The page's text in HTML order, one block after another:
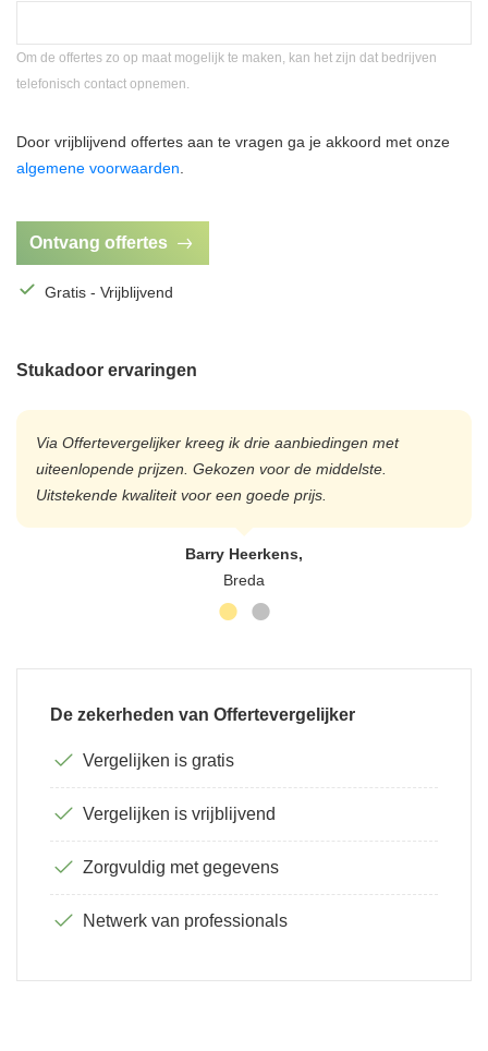
Om de offertes zo op maat mogelijk te maken, kan het zijn dat bedrijven
telefonisch contact opnemen.
Door vrijblijvend offertes aan te vragen ga je akkoord met onze
algemene voorwaarden
Ontvang offertes
Gratis - Vrijblijvend
Stukadoor ervaringen
Via Offertevergelijker kreeg ik drie aanbiedingen met
uiteenlopende prijzen. Gekozen voor de middelste.
Uitstekende kwaliteit voor een goede prijs.
Barry Heerkens,
Breda
De zekerheden van Offertevergelijker
Vergelijken is gratis
Vergelijken is vrijblijvend
Zorgvuldig met gegevens
Netwerk van professionals